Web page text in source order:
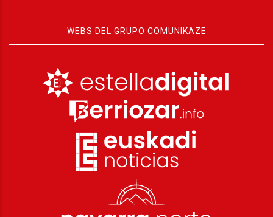
WEBS DEL GRUPO COMUNIKAZE